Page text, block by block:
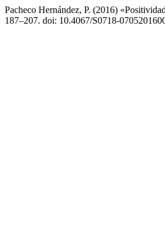
Pacheco Hernández, P. (2016)
187–207. doi: 10.4067/S0718-